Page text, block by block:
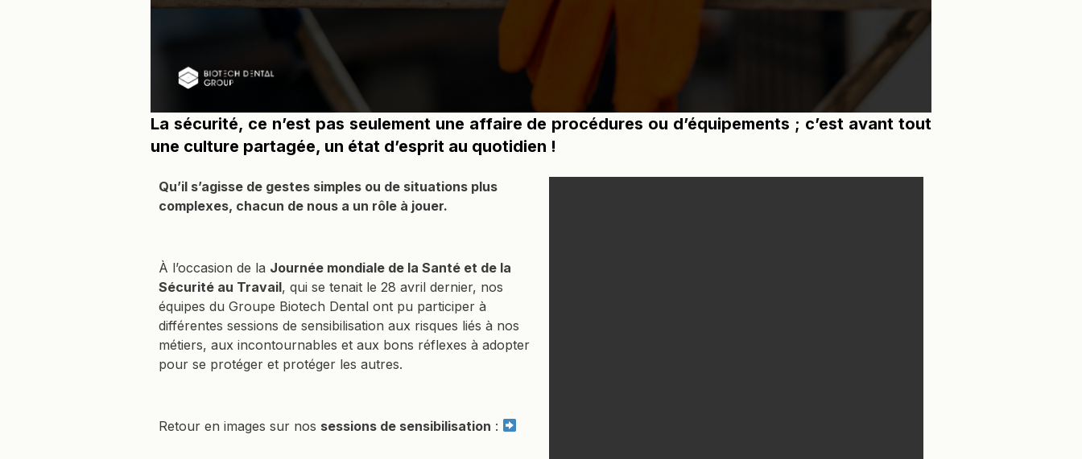
La sécurité, ce n’est pas seulement une affaire de procédures ou d’équipements ; c’est avant tout
une culture partagée, un état d’esprit au quotidien !
Qu’il s’agisse de gestes simples ou de situations plus
complexes, chacun de nous a un rôle à jouer.
À l’occasion de la Journée mondiale de la Santé et de la
Sécurité au Travail, qui se tenait le 28 avril dernier, nos
équipes du Groupe Biotech Dental ont pu participer à
différentes sessions de sensibilisation aux risques liés à nos
métiers, aux incontournables et aux bons réflexes à adopter
pour se protéger et protéger les autres.
Retour en images sur nos sessions de sensibilisation :